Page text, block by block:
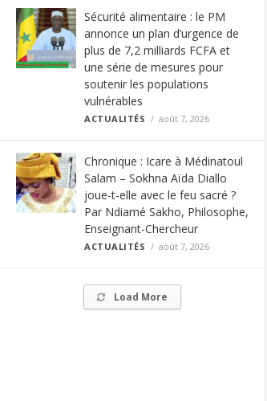
Sécurité alimentaire : le PM
annonce un plan d’urgence de
plus de 7,2 milliards FCFA et
une série de mesures pour
soutenir les populations
vulnérables
ACTUALITÉS août 7, 2026
Chronique : Icare à Médinatoul
Salam – Sokhna Aïda Diallo
joue-t-elle avec le feu sacré ?
Par Ndiamé Sakho, Philosophe,
Enseignant-Chercheur
ACTUALITÉS août 7, 2026
Load More